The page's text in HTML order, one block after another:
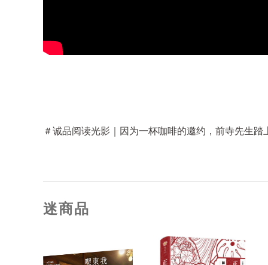
＃诚品阅读光影｜因为一杯咖啡的邀约，前寺先生
迷商品